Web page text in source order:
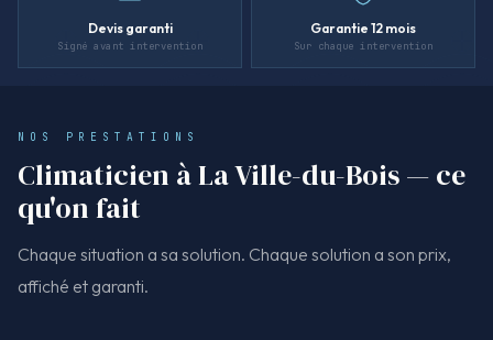
Devis garanti
Signé avant intervention
Garantie 12 mois
Sur chaque intervention
NOS PRESTATIONS
Climaticien à La Ville-du-Bois — ce
qu'on fait
Chaque situation a sa solution. Chaque solution a son prix,
affiché et garanti.